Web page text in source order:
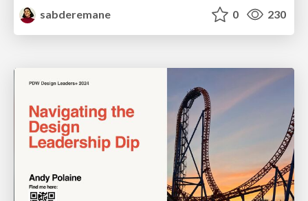
sabderemane
0 230